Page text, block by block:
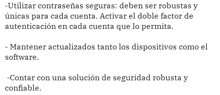
-Utilizar contraseñas seguras: deben ser robustas y
únicas para cada cuenta. Activar el doble factor de
autenticación en cada cuenta que lo permita.
- Mantener actualizados tanto los dispositivos como el
software.
-Contar con una solución de seguridad robusta y
confiable.